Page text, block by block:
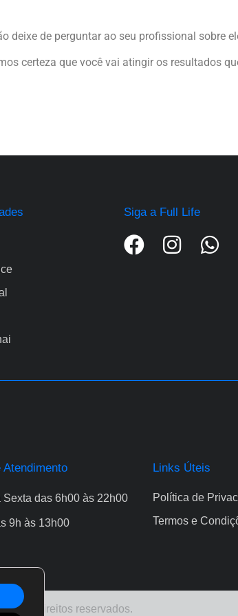
deixe de perguntar ao seu profissional sobre
certeza que você vai atingir os resultados
Siga a Full Life
Atendimento
Sexta das 6h00 às 22h00
9h às 13h00
Links Úteis
Política de
Termos e
os direitos reservados.